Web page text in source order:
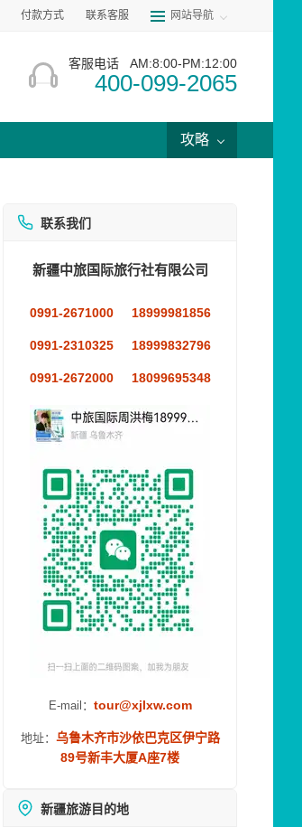
付款方式 联系客服 网站导航
客服电话 AM:8:00-PM:12:00
400-099-2065
攻略
联系我们
新疆中旅国际旅行社有限公司
0991-2671000 18999981856
0991-2310325 18999832796
0991-2672000 18099695348
E-mail： tour@xjlxw.com
地址： 乌鲁木齐市沙依巴克区伊宁路
89号新丰大厦A座7楼
新疆旅游目的地